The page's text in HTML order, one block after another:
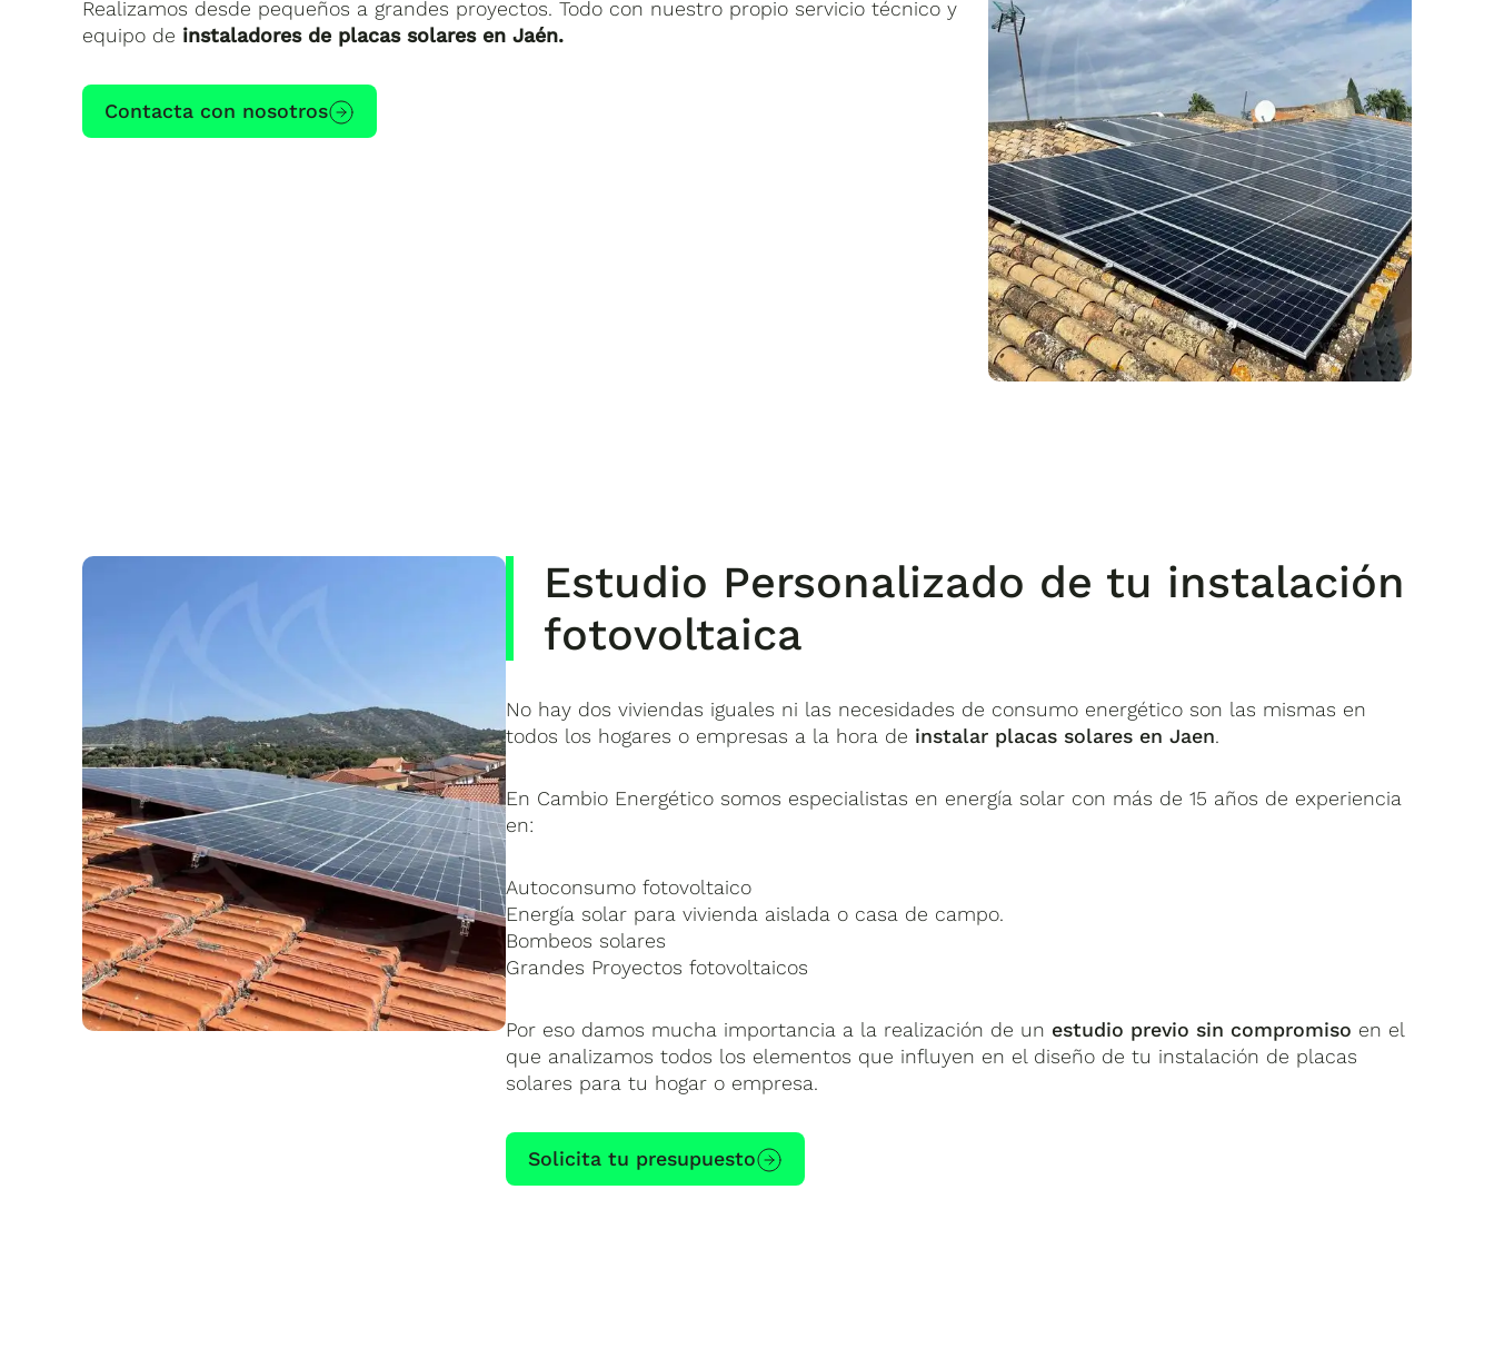
Realizamos desde pequeños a grandes proyectos. Todo con nuestro propio servicio técnico y
equipo de instaladores de placas solares en Jaén.
Contacta con nosotros
Estudio Personalizado de tu instalación
fotovoltaica
No hay dos viviendas iguales ni las necesidades de consumo energético son las mismas en
todos los hogares o empresas a la hora de instalar placas solares en Jaen.
En Cambio Energético somos especialistas en energía solar con más de 15 años de experiencia
en:
Autoconsumo fotovoltaico
Energía solar para vivienda aislada o casa de campo.
Bombeos solares
Grandes Proyectos fotovoltaicos
Por eso damos mucha importancia a la realización de un estudio previo sin compromiso en el
que analizamos todos los elementos que influyen en el diseño de tu instalación de placas
solares para tu hogar o empresa.
Solicita tu presupuesto